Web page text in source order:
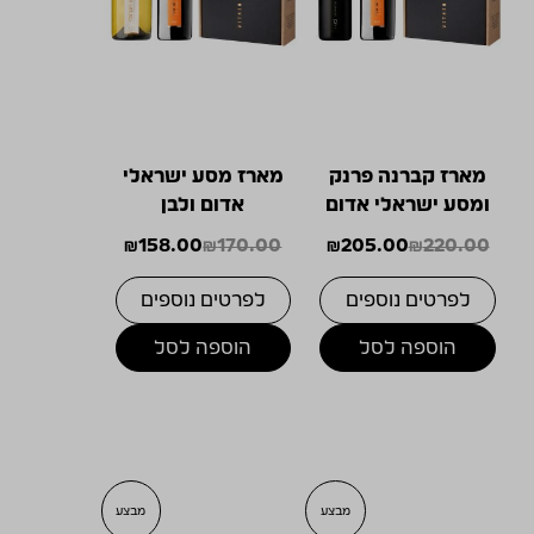
מארז קברנה פרנק
ומסע ישראלי אדום
₪220.00
המחיר
₪220.00.
₪205.00
המחיר
₪205.00.
לפרטים נוספים
הוספה לסל
מארז מסע ישראלי
אדום ולבן
₪170.00
המחיר
₪170.00.
₪158.00
המחיר
₪158.00.
לפרטים נוספים
הוספה לסל
מבצע מבצע